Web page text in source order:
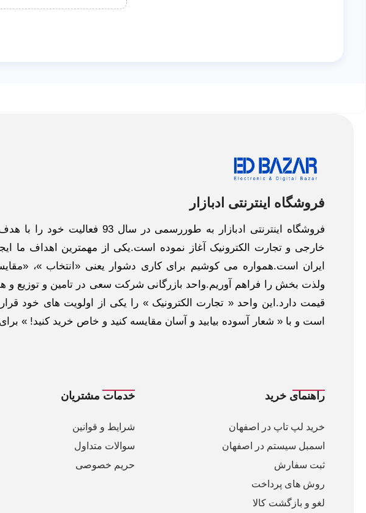
فروشگاه اینترنتی ادبازار
فروشگاه اینترنتی ادبازار به
خارجی و تجارت الکترونیک آغاز نموده است.یکی از مهمترین اهداف ما
ایران است.همواره می کوشیم برای کاری دشوار یعنی «انتخاب »،
ولذت بخش را فراهم آوریم.واحد بازرگانی شرکت سعی در تامین و توزیع
قیمت دارد.این واحد « تجارت الکترونیک » را یکی از اولویت های خود
است و با « شعار آسوده بیابید و آسان مقایسه کنید و خاص خرید کنید! »
راهنمای خرید
خرید لپ تاپ در اصفهان
اسمبل سیستم در اصفهان
ثبت سفارش
روش های پرداخت
لغو و بازگشت کالا
خدمات مشتریان
شرایط و قوانین
سوالات متداول
حریم خصوصی